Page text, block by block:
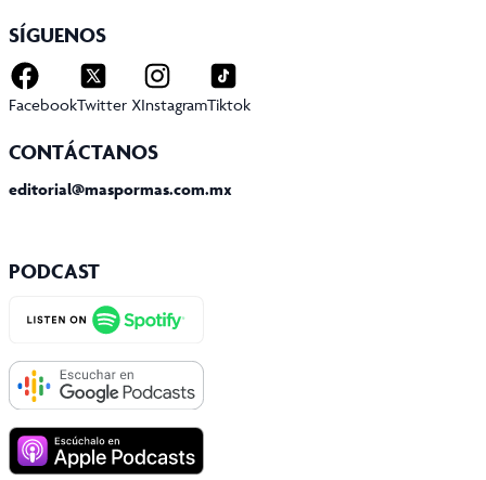
SÍGUENOS
FacebookTwitter XInstagramTiktok
CONTÁCTANOS
editorial@maspormas.com.mx
PODCAST